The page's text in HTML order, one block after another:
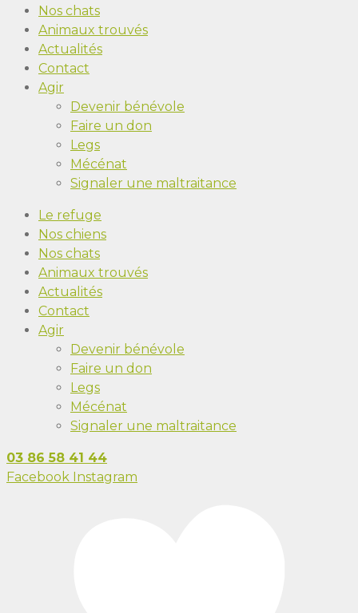
Nos chats
Animaux trouvés
Actualités
Contact
Agir
Devenir bénévole
Faire un don
Legs
Mécénat
Signaler une maltraitance
Le refuge
Nos chiens
Nos chats
Animaux trouvés
Actualités
Contact
Agir
Devenir bénévole
Faire un don
Legs
Mécénat
Signaler une maltraitance
03 86 58 41 44
Facebook Instagram